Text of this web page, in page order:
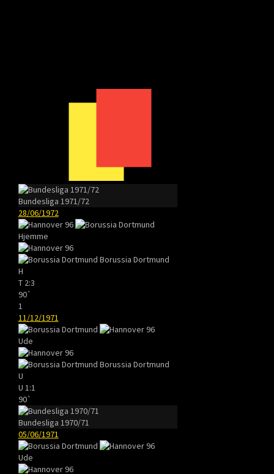
Bundesliga 1971/72
28/06/1972
Hjemme
Borussia Dortmund
H
T 2:3
90`
1
11/12/1971
Ude
Borussia Dortmund
U
U 1:1
90`
Bundesliga 1970/71
05/06/1971
Ude